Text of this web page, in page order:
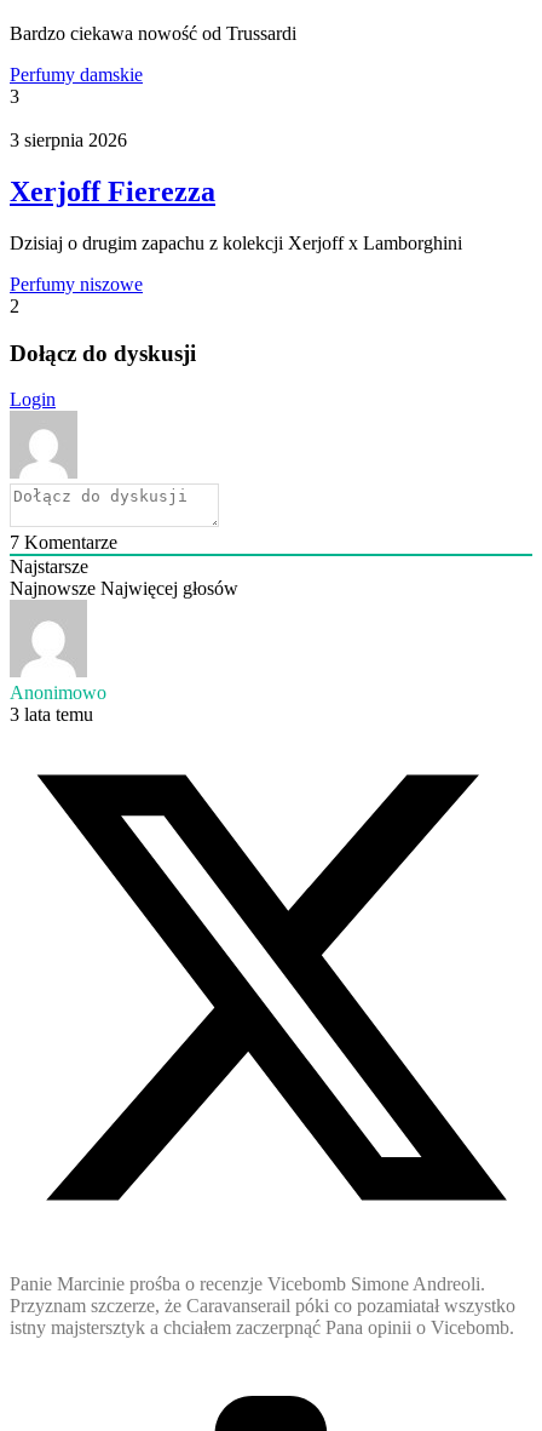
Bardzo ciekawa nowość od Trussardi
Perfumy damskie
3
3 sierpnia 2026
Xerjoff Fierezza
Dzisiaj o drugim zapachu z kolekcji Xerjoff x Lamborghini
Perfumy niszowe
2
Dołącz do dyskusji
Login
7 Komentarze
Najstarsze
Najnowsze Najwięcej głosów
Anonimowo
3 lata temu
Panie Marcinie prośba o recenzje Vicebomb Simone Andreoli.
Przyznam szczerze, że Caravanserail póki co pozamiatał wszystko
istny majstersztyk a chciałem zaczerpnąć Pana opinii o Vicebomb.